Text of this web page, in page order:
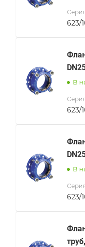
Серия
623/
В
Серия
623/
В
Серия
623/